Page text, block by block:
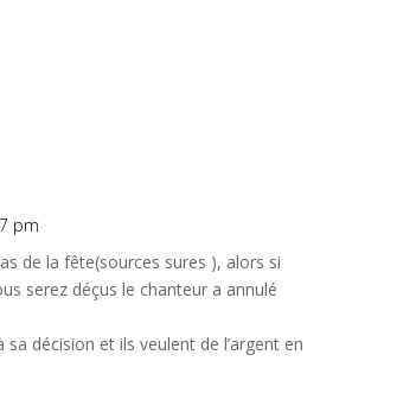
pm
de la fête(sources sures ), alors si
serez déçus le chanteur a annulé
décision et ils veulent de l’argent en